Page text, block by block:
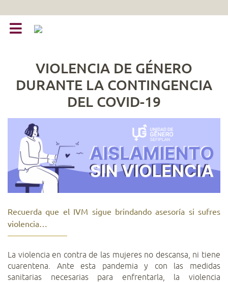
VIOLENCIA DE GÉNERO
DURANTE LA CONTINGENCIA
DEL COVID-19
Recuerda que el IVM sigue brindando asesoría si sufres
violencia…
La violencia en contra de las mujeres no descansa, ni tiene
cuarentena. Ante esta pandemia y con las medidas
sanitarias necesarias para enfrentarla, la violencia